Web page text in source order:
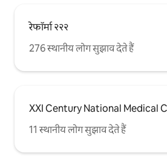
रेफॉर्मा २२२
276 स्थानीय लोग सुझाव देते हैं
XXI Century National Medical
11 स्थानीय लोग सुझाव देते हैं